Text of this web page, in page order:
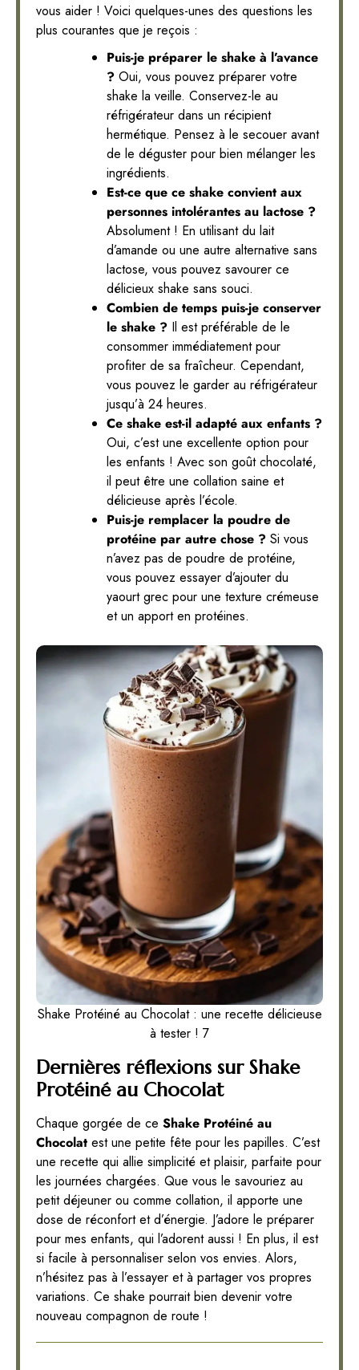
vous aider ! Voici quelques-unes des questions les
plus courantes que je reçois :
Puis-je préparer le shake à l’avance
? Oui, vous pouvez préparer votre
shake la veille. Conservez-le au
réfrigérateur dans un récipient
hermétique. Pensez à le secouer avant
de le déguster pour bien mélanger les
ingrédients.
Est-ce que ce shake convient aux
personnes intolérantes au lactose ?
Absolument ! En utilisant du lait
d’amande ou une autre alternative sans
lactose, vous pouvez savourer ce
délicieux shake sans souci.
Combien de temps puis-je conserver
le shake ? Il est préférable de le
consommer immédiatement pour
profiter de sa fraîcheur. Cependant,
vous pouvez le garder au réfrigérateur
jusqu’à 24 heures.
Ce shake est-il adapté aux enfants ?
Oui, c’est une excellente option pour
les enfants ! Avec son goût chocolaté,
il peut être une collation saine et
délicieuse après l’école.
Puis-je remplacer la poudre de
protéine par autre chose ? Si vous
n’avez pas de poudre de protéine,
vous pouvez essayer d’ajouter du
yaourt grec pour une texture crémeuse
et un apport en protéines.
Shake Protéiné au Chocolat : une recette délicieuse
à tester ! 7
Dernières réflexions sur Shake
Protéiné au Chocolat
Chaque gorgée de ce Shake Protéiné au
Chocolat est une petite fête pour les papilles. C’est
une recette qui allie simplicité et plaisir, parfaite pour
les journées chargées. Que vous le savouriez au
petit déjeuner ou comme collation, il apporte une
dose de réconfort et d’énergie. J’adore le préparer
pour mes enfants, qui l’adorent aussi ! En plus, il est
si facile à personnaliser selon vos envies. Alors,
n’hésitez pas à l’essayer et à partager vos propres
variations. Ce shake pourrait bien devenir votre
nouveau compagnon de route !